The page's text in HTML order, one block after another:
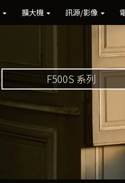
擴大機 訊源/影像
F500S 系列